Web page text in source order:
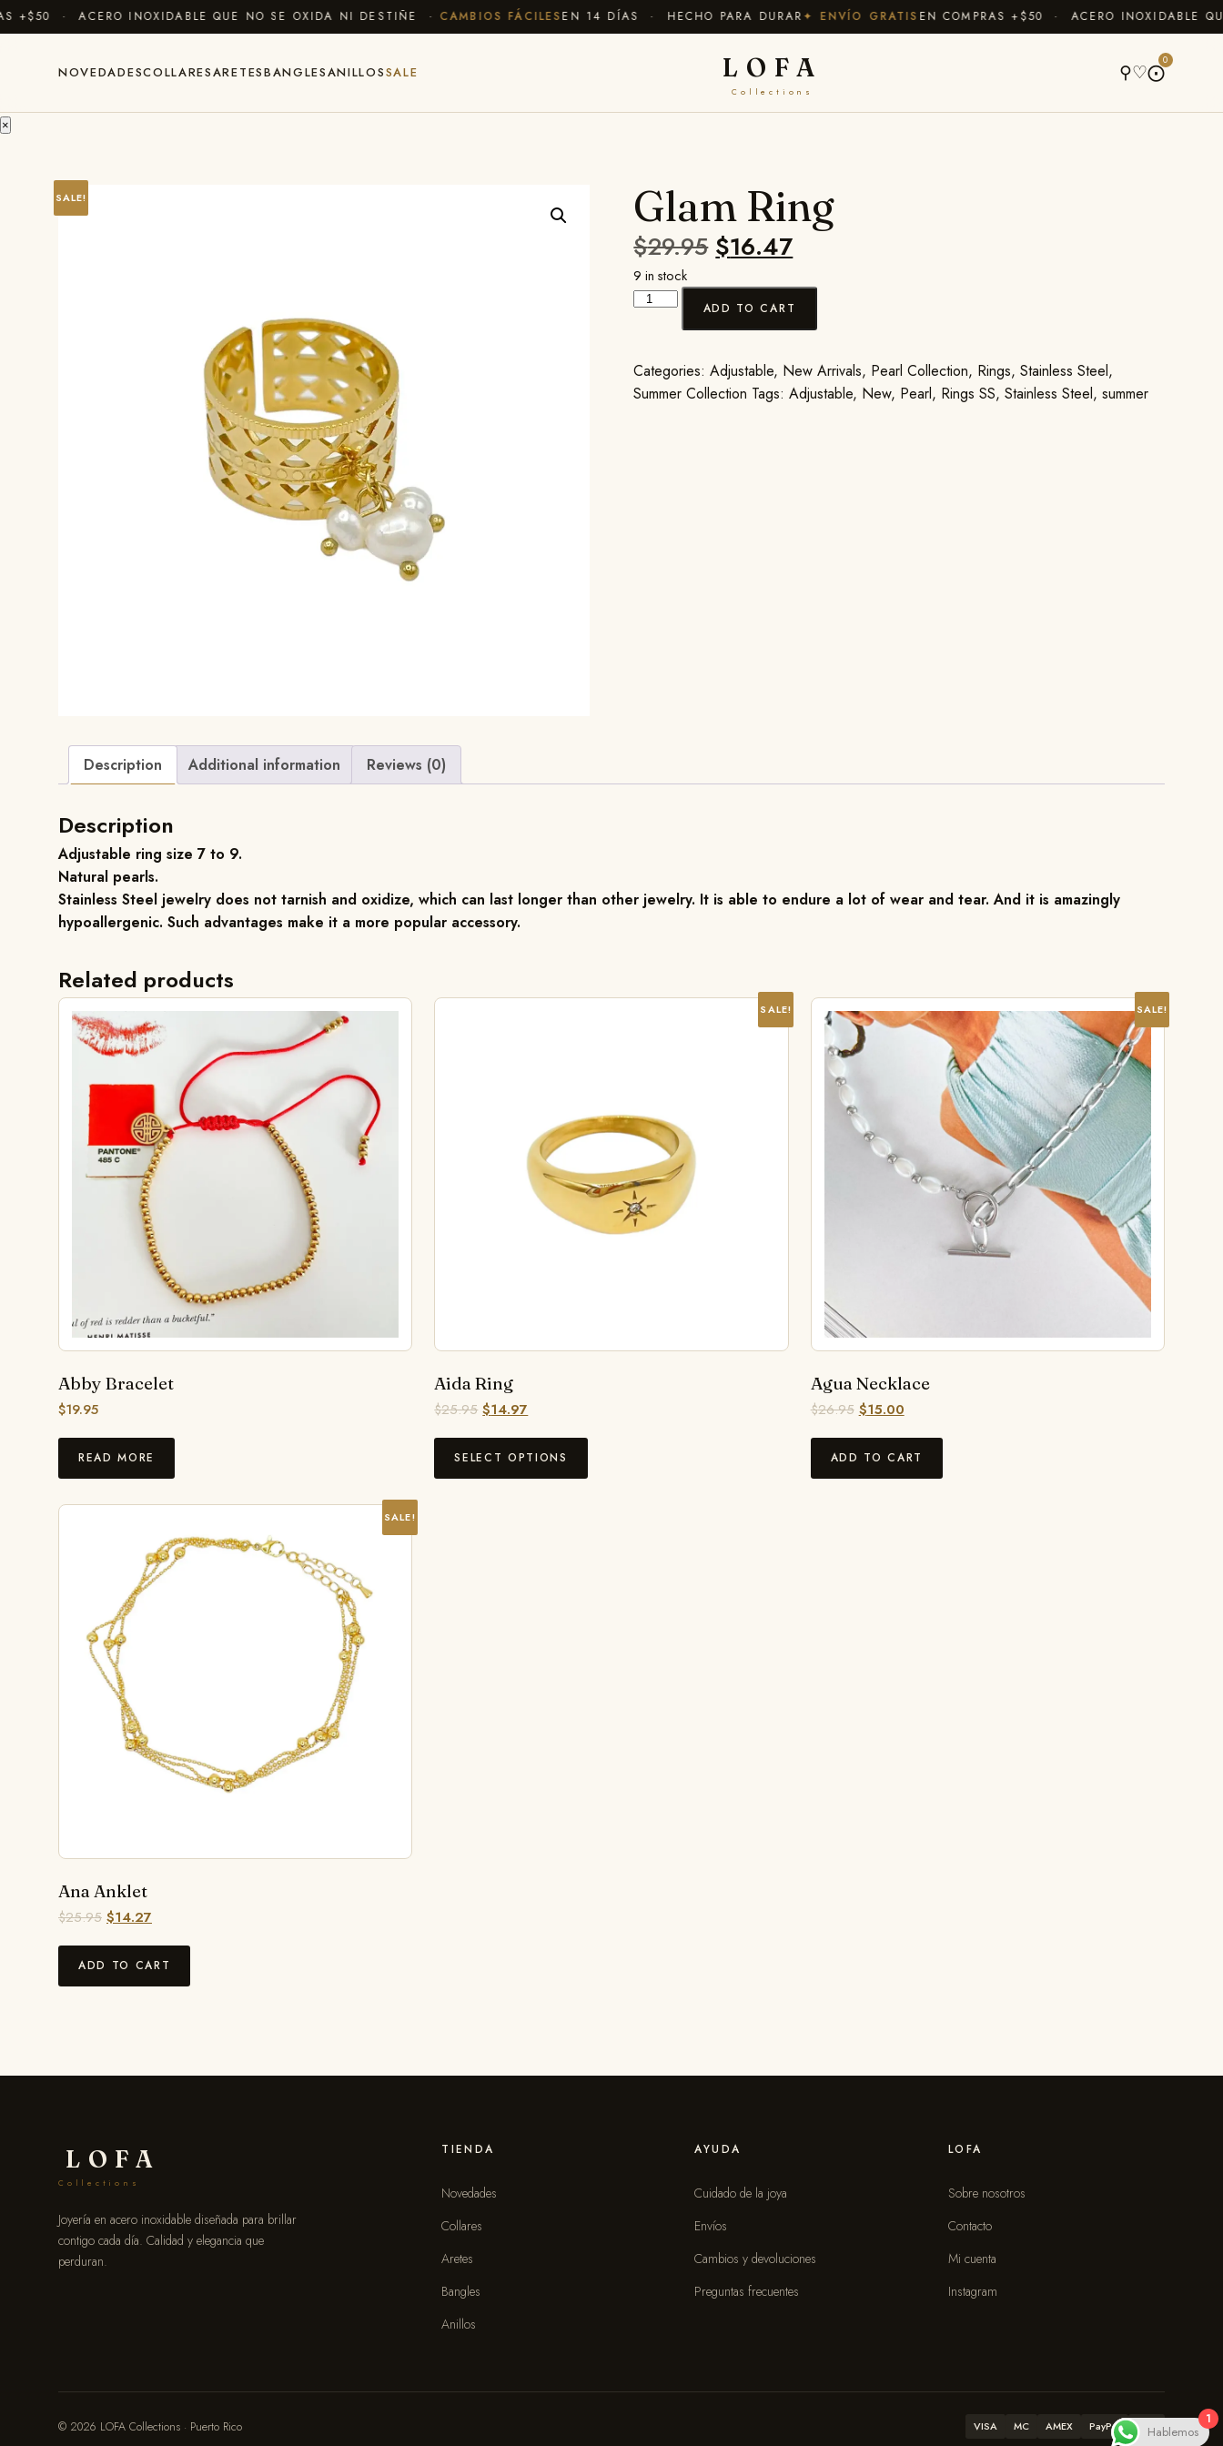
· ACERO INOXIDABLE QUE NO SE OXIDA NI DESTIÑE · CAMBIOS FÁCILESEN 14 DÍAS · HECHO PARA DURAR✦ ENVÍO GRATISEN COMPRAS +$50 · ACERO INOXIDABLE
NOVEDADESCOLLARESARETESBANGLESANILLOSSALE LOFA
Collections
⚲♡⨀
0
×
SALE! Glam Ring
$29.95 $16.47
9 in stock
ADD TO CART
Categories:Adjustable, New Arrivals, Pearl Collection, Rings,Stainless Steel,
Summer Collection Tags:Adjustable, New, Pearl, Rings SS,Stainless Steel,summer
Description Additional information Reviews (0)
Description
Adjustable ring size 7 to 9.
Natural pearls.
Stainless Steel jewelry does not tarnish and oxidize, which can last longer than other jewelry. It is able to endure a lot of wear and tear. And it is amazingly
hypoallergenic. Such advantages make it a more popular accessory.
Related products
Abby Bracelet
$19.95
READ MORE
SALE!
Aida Ring
$25.95 $14.97
SELECT OPTIONS
SALE!
Agua Necklace
$26.95 $15.00
ADD TO CART
SALE!
Ana Anklet
$25.95 $14.27
ADD TO CART
LOFA
Collections
Joyería en acero inoxidable diseñada para brillar
contigo cada día. Calidad y elegancia que
perduran.
TIENDA
Novedades
Collares
Aretes
Bangles
Anillos
AYUDA
Cuidado de la joya
Envíos
Cambios y devoluciones
Preguntas frecuentes
LOFA
Sobre nosotros
Contacto
Mi cuenta
Instagram
© 2026 LOFA Collections · Puerto Rico VISA MC AMEX PayPal ATH 1
Hablemos